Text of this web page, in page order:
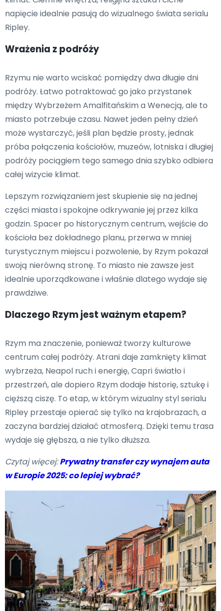
napięcie idealnie pasują do wizualnego świata serialu
Ripley.
Wrażenia z podróży
Rzymu nie warto wciskać pomiędzy dwa długie dni
podróży. Łatwo potraktować go jako przystanek
między Wybrzeżem Amalfitańskim a Wenecją, ale to
miasto potrzebuje czasu. Nawet jeden pełny dzień
może wystarczyć, jeśli plan będzie prosty, jednak
próba połączenia kościołów, muzeów, lotniska i długiej
podróży pociągiem tego samego dnia szybko odbiera
całej wizycie klimat.
Lepszym rozwiązaniem jest skupienie się na jednej
części miasta i spokojne odkrywanie jej przez kilka
godzin. Spacer po historycznym centrum, wejście do
kościoła bez dokładnego planu, przerwa w mniej
turystycznym miejscu i pozwolenie, by Rzym pokazał
swoją nierówną stronę. To miasto nie zawsze jest
idealnie uporządkowane i właśnie dlatego wydaje się
prawdziwe.
Dlaczego Rzym jest ważnym etapem?
Rzym ma znaczenie, ponieważ tworzy kulturowe
centrum całej podróży. Atrani daje zamknięty klimat
wybrzeża, Neapol ruch i energię, Capri światło i
przestrzeń, ale dopiero Rzym dodaje historię, sztukę i
cięższą ciszę. To etap, w którym wizualny styl serialu
Ripley przestaje opierać się tylko na krajobrazach, a
zaczyna bardziej działać atmosferą. Dzięki temu trasa
wydaje się głębsza, a nie tylko dłuższa.
Czytaj więcej:Prywatny transfer czy wynajem auta
w Europie 2025: co lepiej wybrać?